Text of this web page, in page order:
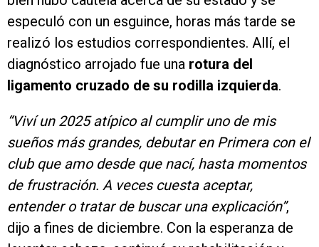
especuló con un esguince, horas más tarde se
realizó los estudios correspondientes. Allí, el
diagnóstico arrojado fue una rotura del
ligamento cruzado de su rodilla izquierda.
“Viví un 2025 atípico al cumplir uno de mis
sueños más grandes, debutar en Primera con el
club que amo desde que nací, hasta momentos
de frustración. A veces cuesta aceptar,
entender o tratar de buscar una explicación”,
dijo a fines de diciembre. Con la esperanza de